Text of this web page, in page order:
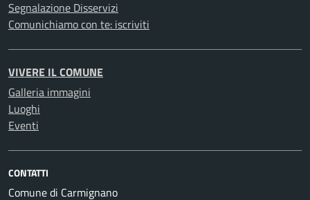
Segnalazione Disservizi
Comunichiamo con te: iscriviti
VIVERE IL COMUNE
Galleria immagini
Luoghi
Eventi
CONTATTI
Comune di Carmignano